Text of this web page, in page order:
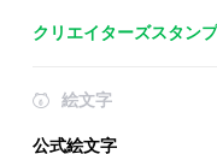
クリエイターズスタンプ
絵文字
公式絵文字